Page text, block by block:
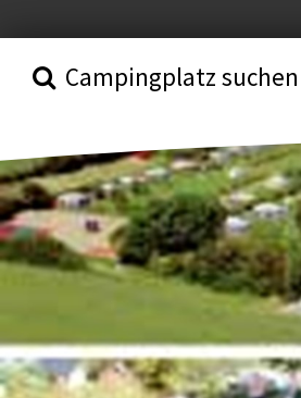
Campingplatz suchen